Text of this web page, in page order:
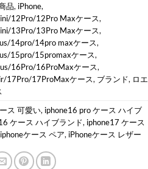
品, iPhone,
12Pro/12Pro Maxケース,
13Pro/13Pro Maxケース,
14pro/14pro maxケース,
15pro/15promaxケース,
16Pro/16ProMaxケース,
17Pro/17ProMaxケース, ブランド, ロエ
ス 可愛い, iphone16 pro ケース ハイブ
ケース ハイブランド, iphone17 ケース
iphoneケース ペア, iPhoneケース レザー